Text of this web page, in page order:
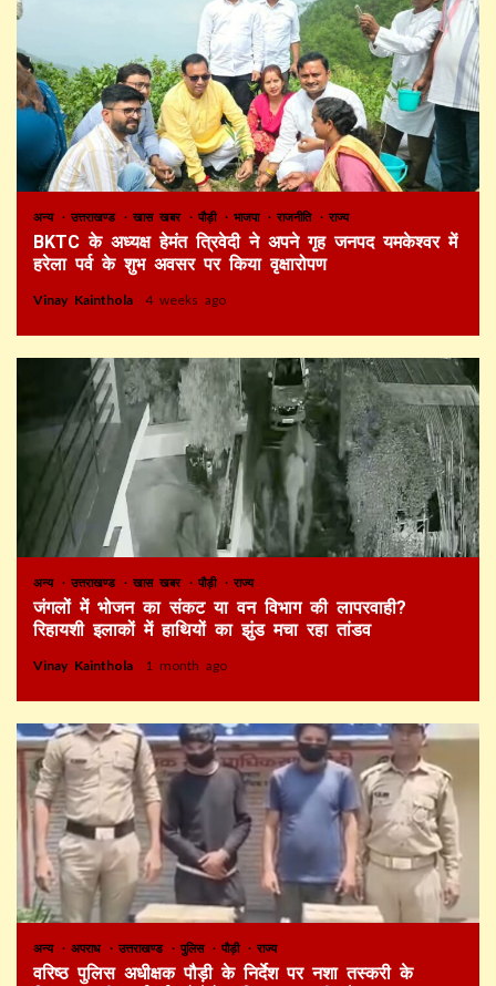
अन्य उत्तराखण्ड खास खबर पौड़ी भाजपा राजनीति राज्य
BKTC के अध्यक्ष हेमंत त्रिवेदी ने अपने गृह जनपद यमकेश्वर में
हरेला पर्व के शुभ अवसर पर किया वृक्षारोपण
Vinay Kainthola 4 weeks ago
अन्य उत्तराखण्ड खास खबर पौड़ी राज्य
जंगलों में भोजन का संकट या वन विभाग की लापरवाही?
रिहायशी इलाकों में हाथियों का झुंड मचा रहा तांडव
Vinay Kainthola 1 month ago
अन्य अपराध उत्तराखण्ड पुलिस पौड़ी राज्य
वरिष्ठ पुलिस अधीक्षक पौड़ी के निर्देश पर नशा तस्करी के